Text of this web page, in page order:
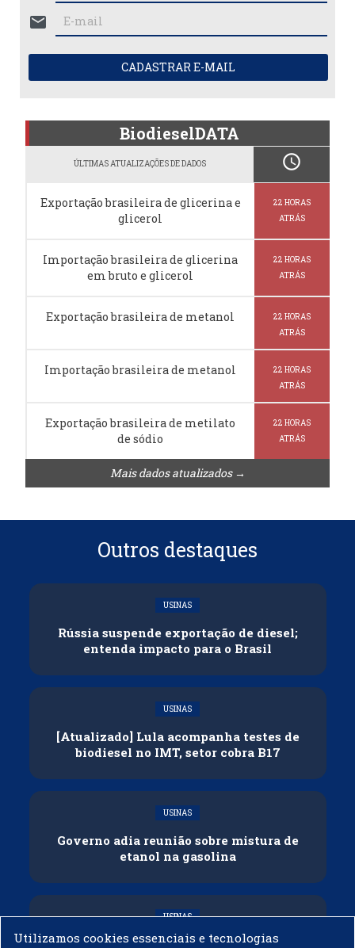
mail
CADASTRAR E-MAIL
BiodieselDATA
ÚLTIMAS ATUALIZAÇÕES DE DADOS schedule
Exportação brasileira de glicerina e
glicerol
22 HORAS
ATRÁS
Importação brasileira de glicerina
em bruto e glicerol
22 HORAS
ATRÁS
Exportação brasileira de metanol
22 HORAS
ATRÁS
Importação brasileira de metanol
22 HORAS
ATRÁS
Exportação brasileira de metilato
de sódio
22 HORAS
ATRÁS
Mais dados atualizados →
Outros destaques
USINAS
Rússia suspende exportação de diesel;
entenda impacto para o Brasil
USINAS
[Atualizado] Lula acompanha testes de
biodiesel no IMT, setor cobra B17
USINAS
Governo adia reunião sobre mistura de
etanol na gasolina
USINAS
CNPE veda importação de biodiesel
Utilizamos cookies essenciais e tecnologias